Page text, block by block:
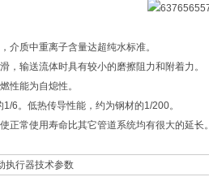
介质中重离子含量达超纯水标准。
，输送流体时具有较小的磨擦阻力和附着力。
性能为自熄性。
6。低热传导性能，约为钢材的1/200。
正常使用寿命比其它管道系统均有很大的延长。
执行器技术参数